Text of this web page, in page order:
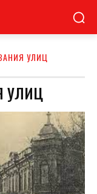
УЛИЦ
УЛИЦ